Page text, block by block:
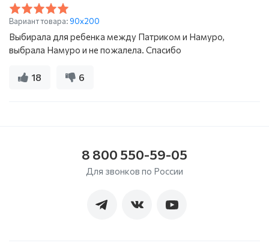
Вариант товара:90х200
Выбирала для ребенка между Патриком и Намуро,
выбрала Намуро и не пожалела. Спасибо
18 6
8 800 550-59-05
Для звонков по России